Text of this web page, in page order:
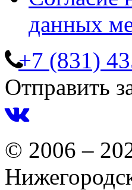
данных
+7 (831)
Отправить
© 2006 –